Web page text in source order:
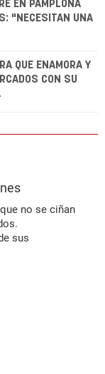
EN PAMPLONA
"NECESITAN UNA
QUE ENAMORA Y
CON SU
no se ciñan
sus